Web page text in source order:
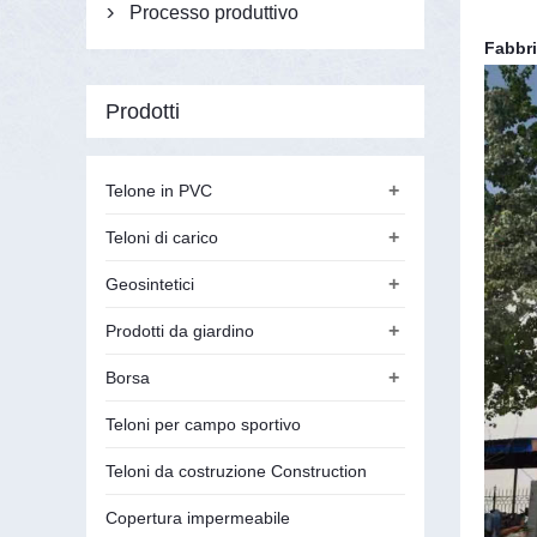
 Processo produttivo
Prodotti
+
Telone in PVC
+
Teloni di carico
+
Geosintetici
+
Prodotti da giardino
+
Borsa
Teloni per campo sportivo
Teloni da costruzione Construction
Copertura impermeabile